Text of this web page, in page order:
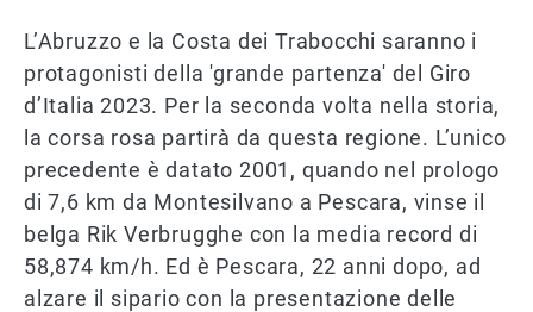
L’Abruzzo e la Costa dei Trabocchi saranno i
protagonisti della 'grande partenza' del Giro
d’Italia 2023. Per la seconda volta nella storia,
la corsa rosa partirà da questa regione. L’unico
precedente è datato 2001, quando nel prologo
di 7,6 km da Montesilvano a Pescara, vinse il
belga Rik Verbrugghe con la media record di
58,874 km/h. Ed è Pescara, 22 anni dopo, ad
alzare il sipario con la presentazione delle